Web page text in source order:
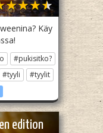
Käy
#pukisitko?
#tyyli
#tyylit
edition